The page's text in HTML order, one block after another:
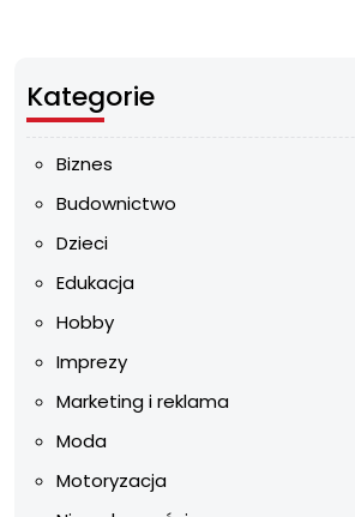
Kategorie
Biznes
Budownictwo
Dzieci
Edukacja
Hobby
Imprezy
Marketing i reklama
Moda
Motoryzacja